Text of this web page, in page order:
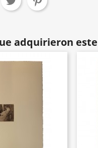
adquirieron